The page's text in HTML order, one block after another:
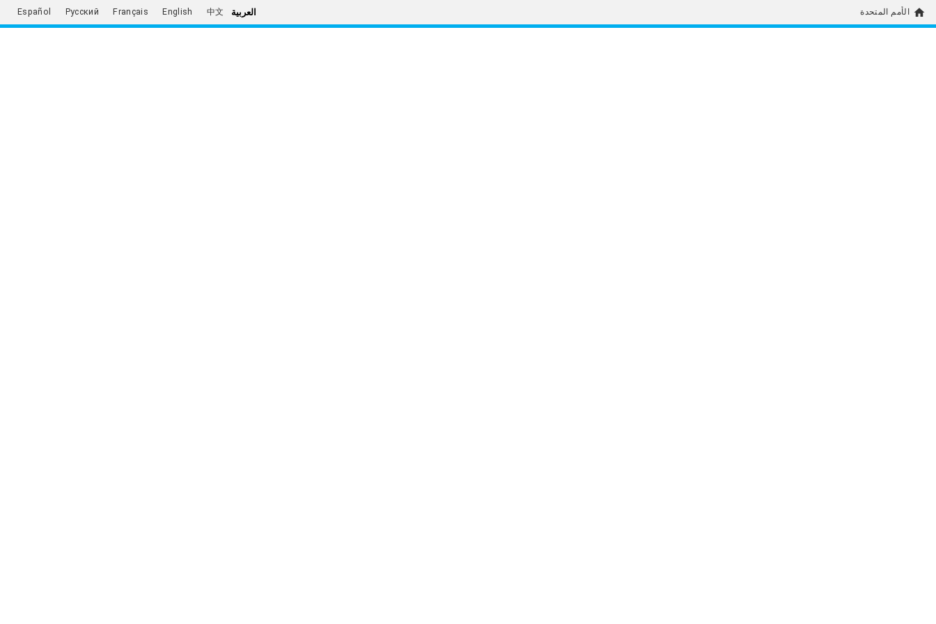
home الأمم المتحدة العربية 中文
English
Français
Русский
Español